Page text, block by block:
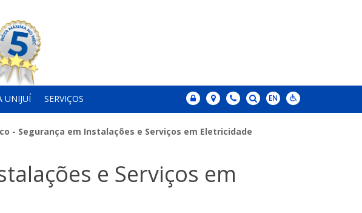
UNIJUÍ SERVIÇOS
- Segurança em Instalações e Serviços em Eletricidade
e Serviços em